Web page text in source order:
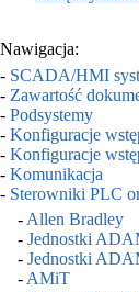
Nawigacja:
- SCADA/HMI
- Zawartość
- Podsystemy
- Konfiguracje
- Konfiguracje
- Komunikacja
- Sterowniki PLC
- Allen Bradley
- Jednostki
- Jednostki
- AMiT